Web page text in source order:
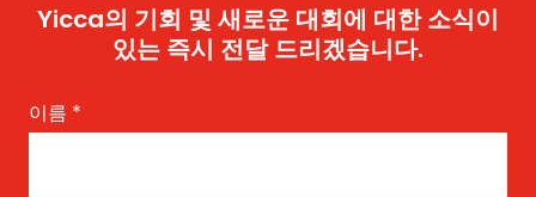
Yicca의 기회 및 새로운 대회에 대한 소식이
있는 즉시 전달 드리겠습니다.
이름 *